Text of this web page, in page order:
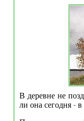
В деревне не
ли она сегодня - в